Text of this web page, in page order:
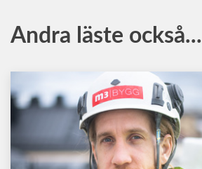
Andra läste också...